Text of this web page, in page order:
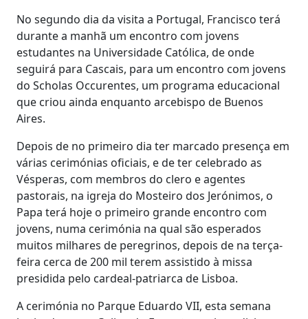
No segundo dia da visita a Portugal, Francisco terá
durante a manhã um encontro com jovens
estudantes na Universidade Católica, de onde
seguirá para Cascais, para um encontro com jovens
do Scholas Occurentes, um programa educacional
que criou ainda enquanto arcebispo de Buenos
Aires.
Depois de no primeiro dia ter marcado presença em
várias cerimónias oficiais, e de ter celebrado as
Vésperas, com membros do clero e agentes
pastorais, na igreja do Mosteiro dos Jerónimos, o
Papa terá hoje o primeiro grande encontro com
jovens, numa cerimónia na qual são esperados
muitos milhares de peregrinos, depois de na terça-
feira cerca de 200 mil terem assistido à missa
presidida pelo cardeal-patriarca de Lisboa.
A cerimónia no Parque Eduardo VII, esta semana